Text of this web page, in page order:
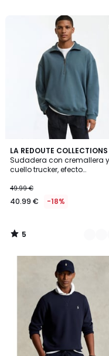
LA REDOUTE COLLECTIONS
Sudadera con cremallera y
cuello trucker, efecto
49.99 €
40.99 € -18%
5
/
5
2
Colores
5
/